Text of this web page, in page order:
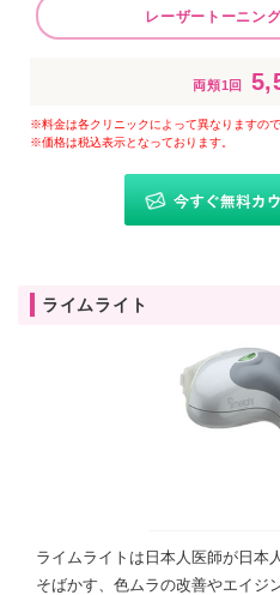
※料金は各クリニックによって異なりますので
※価格は税込表示となっております。
レーザートーニン
両頬1回
ライムライト
ライムライトは日本人医師が日本
そばかす、色ムラの改善やエイジ